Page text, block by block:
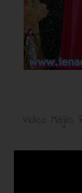
Video Majlis